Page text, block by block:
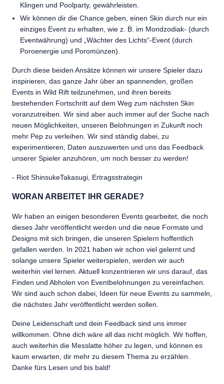
Klingen und Poolparty, gewährleisten.
Wir können dir die Chance geben, einen Skin durch nur ein
einziges Event zu erhalten, wie z. B. im Mondzodiak- (durch
Eventwährung) und „Wächter des Lichts“-Event (durch
Poroenergie und Poromünzen).
Durch diese beiden Ansätze können wir unsere Spieler dazu
inspirieren, das ganze Jahr über an spannenden, großen
Events in Wild Rift teilzunehmen, und ihren bereits
bestehenden Fortschritt auf dem Weg zum nächsten Skin
voranzutreiben. Wir sind aber auch immer auf der Suche nach
neuen Möglichkeiten, unseren Belohnungen in Zukunft noch
mehr Pep zu verleihen. Wir sind ständig dabei, zu
experimentieren, Daten auszuwerten und uns das Feedback
unserer Spieler anzuhören, um noch besser zu werden!
- Riot ShinsukeTakasugi, Ertragsstrategin
WORAN ARBEITET IHR GERADE?
Wir haben an einigen besonderen Events gearbeitet, die noch
dieses Jahr veröffentlicht werden und die neue Formate und
Designs mit sich bringen, die unseren Spielern hoffentlich
gefallen werden. In 2021 haben wir schon viel gelernt und
solange unsere Spieler weiterspielen, werden wir auch
weiterhin viel lernen. Aktuell konzentrieren wir uns darauf, das
Finden und Abholen von Eventbelohnungen zu vereinfachen.
Wir sind auch schon dabei, Ideen für neue Events zu sammeln,
die nächstes Jahr veröffentlicht werden sollen.
Deine Leidenschaft und dein Feedback sind uns immer
willkommen. Ohne dich wäre all das nicht möglich. Wir hoffen,
auch weiterhin die Messlatte höher zu legen, und können es
kaum erwarten, dir mehr zu diesem Thema zu erzählen.
Danke fürs Lesen und bis bald!